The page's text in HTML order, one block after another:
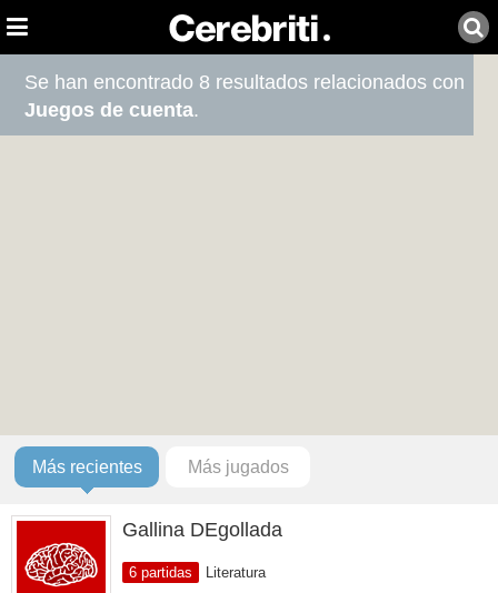
Se han encontrado 8 resultados relacionados con
Juegos de cuenta.
Más recientes Más jugados
Gallina DEgollada
6 partidas Literatura